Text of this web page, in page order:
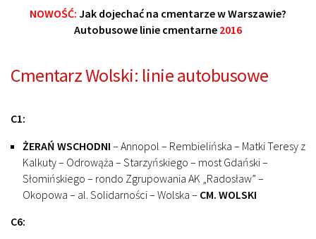
NOWOŚĆ: Jak dojechać na cmentarze w Warszawie?
Autobusowe linie cmentarne 2016
Cmentarz Wolski: linie autobusowe
C1:
ŻERAŃ WSCHODNI – Annopol – Rembielińska – Matki Teresy z
Kalkuty – Odrowąża – Starzyńskiego – most Gdański –
Słomińskiego – rondo Zgrupowania AK „Radosław” –
Okopowa – al. Solidarności – Wolska – CM. WOLSKI
C6: